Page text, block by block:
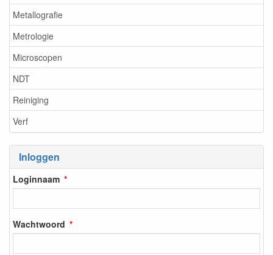
Metallografie
Metrologie
Microscopen
NDT
Reiniging
Verf
Inloggen
Loginnaam
Wachtwoord